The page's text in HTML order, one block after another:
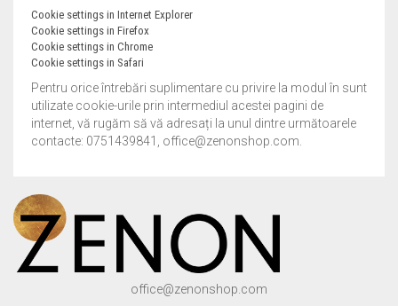
Cookie settings in Internet Explorer
Cookie settings in Firefox
Cookie settings in Chrome
Cookie settings in Safari
Pentru orice întrebări suplimentare cu privire la modul în sunt
utilizate cookie-urile prin intermediul acestei pagini de
internet, vă rugăm să vă adresați la unul dintre următoarele
contacte: 0751439841, office@zenonshop.com.
office@zenonshop.com